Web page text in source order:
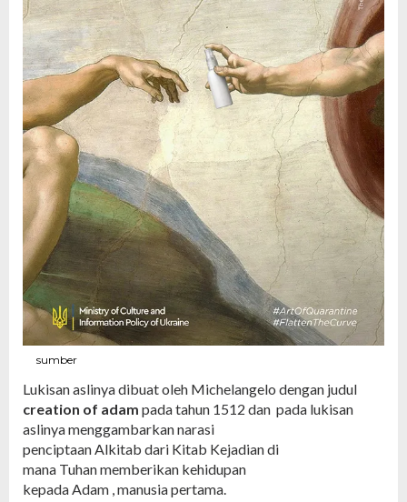
sumber
Lukisan aslinya dibuat oleh Michelangelo dengan judul
creation of adam pada tahun 1512 dan pada lukisan
aslinya menggambarkan narasi
penciptaan Alkitab dari Kitab Kejadian di
mana Tuhan memberikan kehidupan
kepada Adam , manusia pertama.